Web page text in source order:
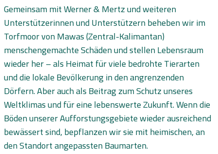
Gemeinsam mit Werner & Mertz und weiteren
Unterstützerinnen und Unterstützern beheben wir im
Torfmoor von Mawas (Zentral-Kalimantan)
menschengemachte Schäden und stellen Lebensraum
wieder her – als Heimat für viele bedrohte Tierarten
und die lokale Bevölkerung in den angrenzenden
Dörfern. Aber auch als Beitrag zum Schutz unseres
Weltklimas und für eine lebenswerte Zukunft. Wenn die
Böden unserer Aufforstungsgebiete wieder ausreichend
bewässert sind, bepflanzen wir sie mit heimischen, an
den Standort angepassten Baumarten.